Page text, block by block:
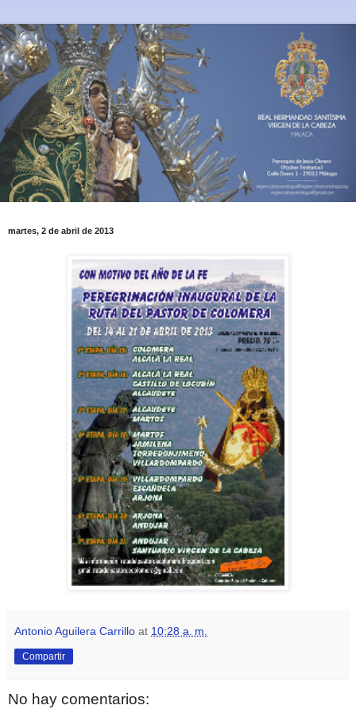
martes, 2 de abril de 2013
Antonio Aguilera Carrillo at 10:28 a. m.
Compartir
No hay comentarios: